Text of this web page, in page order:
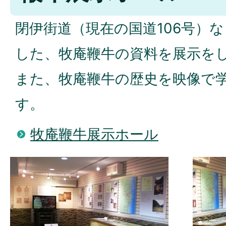
閉伊街道（現在の国道106号）
した、牧庵鞭牛の資料を展示を
また、牧庵鞭牛の歴史を映像で
す。
牧庵鞭牛展示ホール